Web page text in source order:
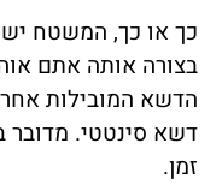
כך או כך, המשטח
בצורה אותה אתם
הדשא המובילות
דשא סינטטי. מדובר
זמן.